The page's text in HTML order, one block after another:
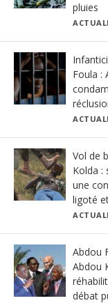
pluies
Foula :
Vol de
Kolda :
une
ligoté
Abdou
Abdou
débat